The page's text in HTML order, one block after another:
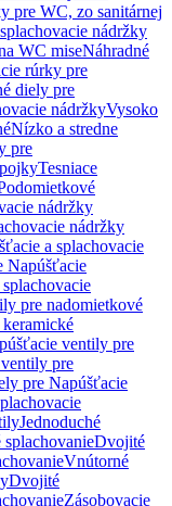
pre WC, zo sanitárnej
nádržky
WC miseNáhradné
rúrky pre
diely pre
nádržkyVysoko
Nízko a stredne
pre
Tesniace
nádržky
nádržky
a splachovacie
Napúšťacie
pre nadomietkové
ventily pre
pre
pre Napúšťacie
Jednoduché
splachovanieDvojité
Vnútorné
Dvojité
Zásobovacie